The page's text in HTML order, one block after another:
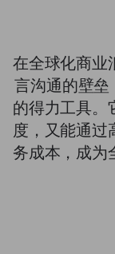
在全球化商业
言沟通的壁
的得力工具。
度，又能通过
务成本，成为